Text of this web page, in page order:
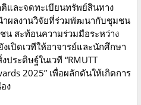
และจดทะเบียนทรัพย์สินทาง
ผลงานวิจัยที่ร่วมพัฒนากับชุมชน
สะท้อนความร่วมมือระหว่าง
เปิดเวทีให้อาจารย์และนักศึกษา
ระดิษฐ์ในเวที “RMUTT
2025” เพื่อผลักดันให้เกิดการ
ง